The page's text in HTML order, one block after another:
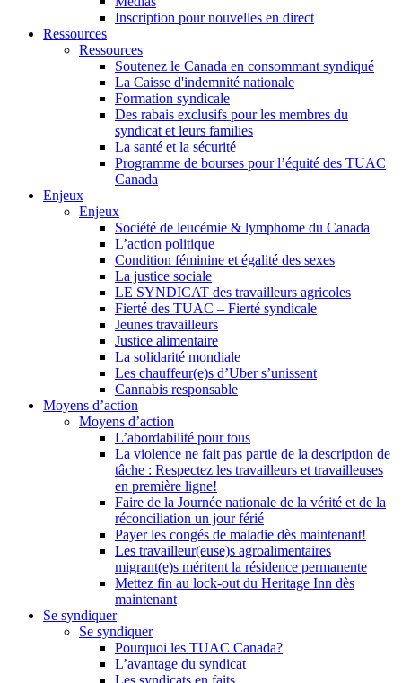
Inscription pour nouvelles en direct
Ressources
Ressources
Soutenez le Canada en consommant syndiqué
La Caisse d'indemnité nationale
Formation syndicale
Des rabais exclusifs pour les membres du
syndicat et leurs families
La santé et la sécurité
Programme de bourses pour l’équité des TUAC
Canada
Enjeux
Enjeux
Société de leucémie & lymphome du Canada
L’action politique
Condition féminine et égalité des sexes
La justice sociale
LE SYNDICAT des travailleurs agricoles
Fierté des TUAC – Fierté syndicale
Jeunes travailleurs
Justice alimentaire
La solidarité mondiale
Les chauffeur(e)s d’Uber s’unissent
Cannabis responsable
Moyens d’action
Moyens d’action
L’abordabilité pour tous
La violence ne fait pas partie de la description de
tâche : Respectez les travailleurs et travailleuses
en première ligne!
Faire de la Journée nationale de la vérité et de la
réconciliation un jour férié
Payer les congés de maladie dès maintenant!
Les travailleur(euse)s agroalimentaires
migrant(e)s méritent la résidence permanente
Mettez fin au lock-out du Heritage Inn dès
maintenant
Se syndiquer
Se syndiquer
Pourquoi les TUAC Canada?
L’avantage du syndicat